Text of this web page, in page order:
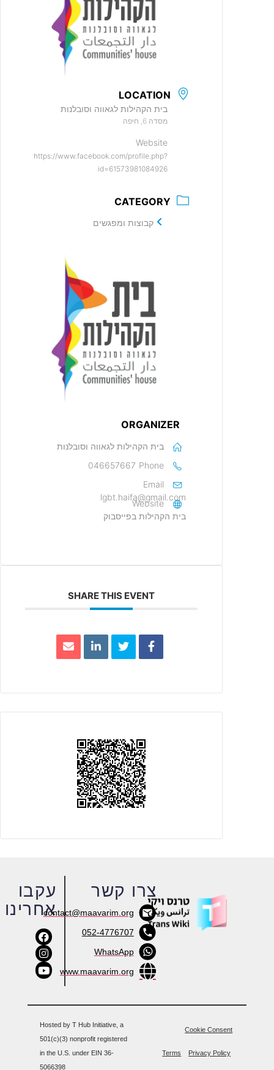
LOCATION
בית הקהילות לגאווה וסובלנות
מסדה 6, חיפה
Website
https://www.facebook.com/profile.php?
id=61573981084926
CATEGORY
קבוצות ומפגשים
ORGANIZER
בית הקהילות לגאווה וסובלנות
Phone
046657667
Email
lgbt.haifa@gmail.com
Website
בית הקהילות בפייסבוק
SHARE THIS EVENT
עקבו
אחרינו
צרו קשר
contact@maavarim.org
052-4776707
WhatsApp
www.maavarim.org
Hosted by T Hub Initiative, a
501(c)(3) nonprofit registered
in the U.S. under EIN 36-
5066398
Cookie Consent
Privacy Policy
Terms